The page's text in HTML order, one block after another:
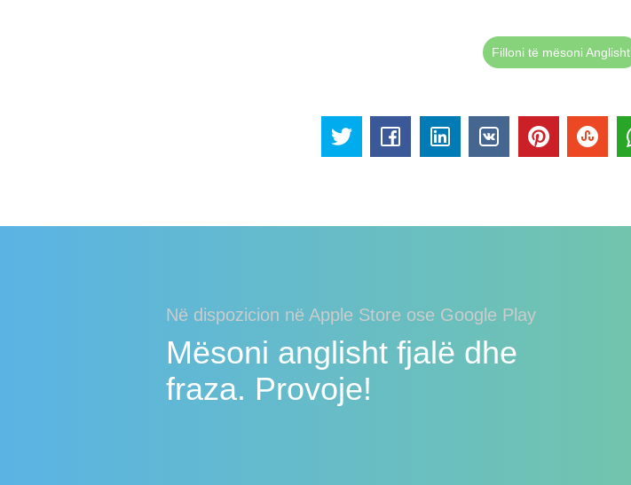
Filloni të mësoni Anglisht
Në dispozicion në Apple Store ose Google Play
Mësoni anglisht fjalë dhe
fraza. Provoje!